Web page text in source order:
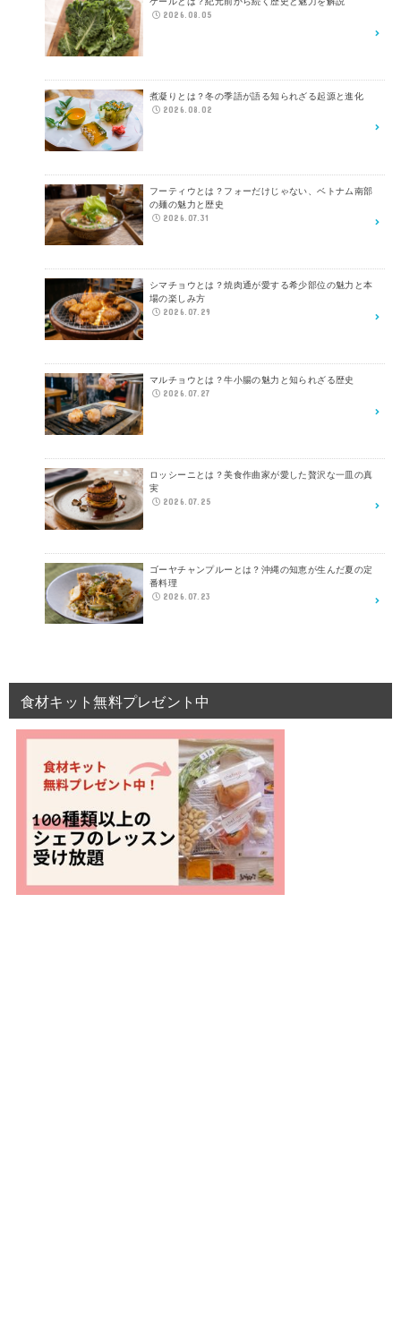
2026.08.05
煮凝りとは？冬の季語が語る知られざる起源と進化
2026.08.02
フーティウとは？フォーだけじゃない、ベトナム南部
の麺の魅力と歴史
2026.07.31
シマチョウとは？焼肉通が愛する希少部位の魅力と本
場の楽しみ方
2026.07.29
マルチョウとは？牛小腸の魅力と知られざる歴史
2026.07.27
ロッシーニとは？美食作曲家が愛した贅沢な一皿の真
実
2026.07.25
ゴーヤチャンプルーとは？沖縄の知恵が生んだ夏の定
番料理
2026.07.23
食材キット無料プレゼント中